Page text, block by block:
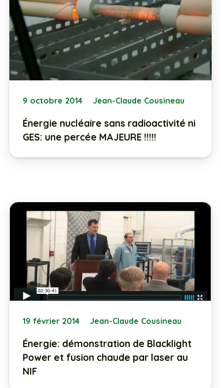
9 octobre 2014 Jean-Claude Cousineau
Énergie nucléaire sans radioactivité ni
GES: une percée MAJEURE !!!!!
19 février 2014 Jean-Claude Cousineau
Énergie: démonstration de Blacklight
Power et fusion chaude par laser au
NIF